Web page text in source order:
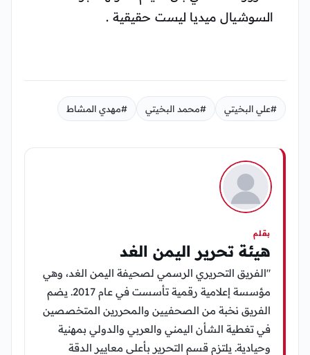
السوشيال ميديا ليست حقيقية .
#علي البخيتي #محمد البخيتي #مهدي المشاط
بقلم
هيئة تحرير اليمن الغد
"الفريق التحريري الرسمي لصحيفة اليمن الغد، وهي
مؤسسة إعلامية رقمية تأسست في عام 2017. يضم
الفريق نخبة من الصحفيين والمحررين المتخصصين
في تغطية الشأن اليمني والعربي والدولي بمهنية
وحيادية. يلتزم قسم التحرير بأعلى معايير الدقة